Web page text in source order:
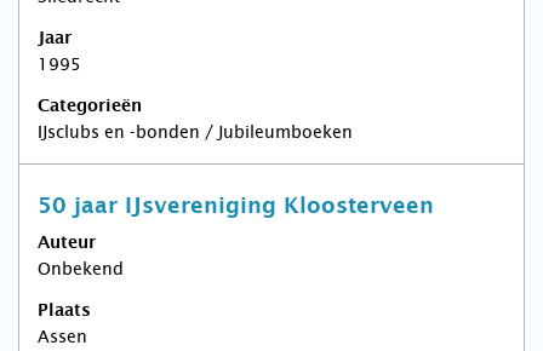
Jaar
1995
Categorieën
IJsclubs en -bonden / Jubileumboeken
50 jaar IJsvereniging Kloosterveen
Auteur
Onbekend
Plaats
Assen